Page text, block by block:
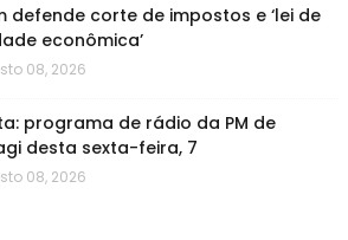
defende corte de impostos e ‘lei de
econômica’
08, 2026
programa de rádio da PM de
desta sexta-feira, 7
08, 2026